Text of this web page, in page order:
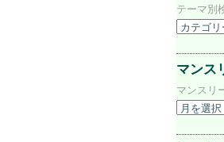
テーマ別
マンス
マンスリ